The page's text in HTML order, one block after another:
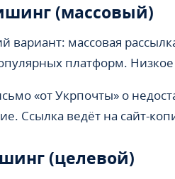
(массовый)
вариант: массовая
платформ.
«от Укрпочты» о
Ссылка ведёт на сайт-
(целевой)